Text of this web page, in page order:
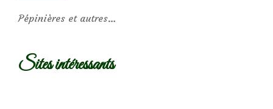
Pépinières et autres…
Sites intéressants